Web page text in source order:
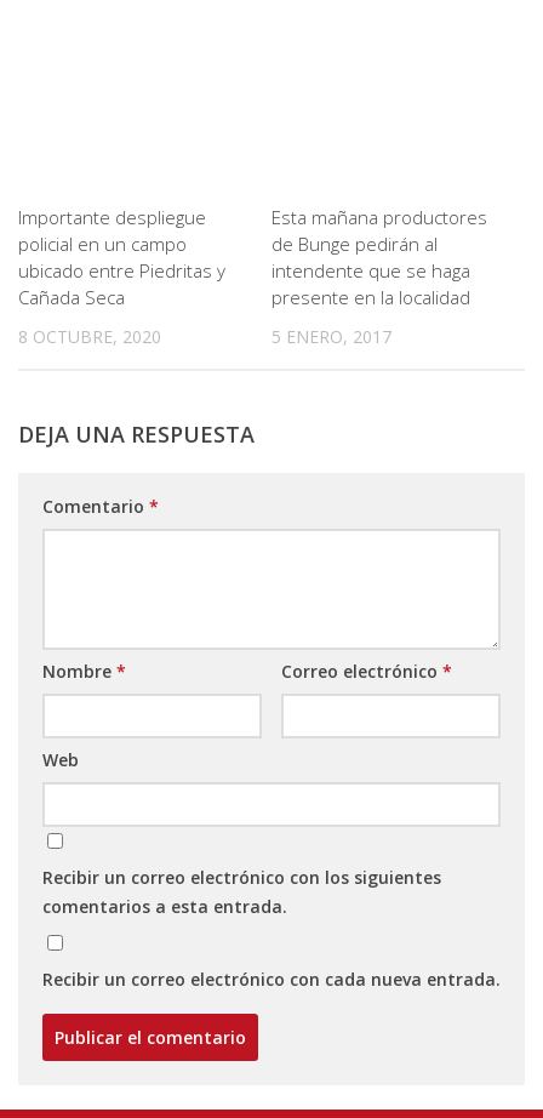
Importante despliegue
policial en un campo
ubicado entre Piedritas y
Cañada Seca
8 OCTUBRE, 2020
Esta mañana productores
de Bunge pedirán al
intendente que se haga
presente en la localidad
5 ENERO, 2017
DEJA UNA RESPUESTA
Comentario *
Nombre * Correo electrónico *
Web
Recibir un correo electrónico con los siguientes
comentarios a esta entrada.
Recibir un correo electrónico con cada nueva entrada.